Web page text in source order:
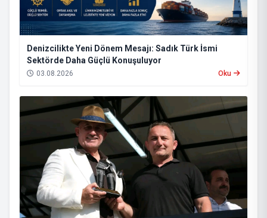
Denizcilikte Yeni Dönem Mesajı: Sadık Türk İsmi
Sektörde Daha Güçlü Konuşuluyor
03.08.2026 Oku